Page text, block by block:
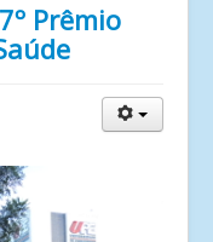
Prêmio